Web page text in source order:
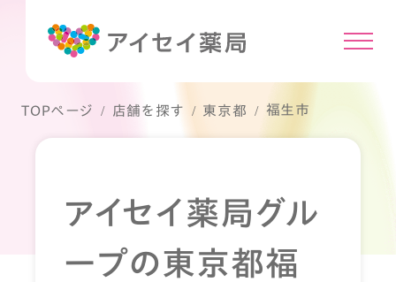
TOPページ 店舗を探す 東京都 福生市
アイセイ薬局グル
ープの東京都福